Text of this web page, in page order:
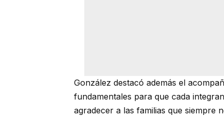
González destacó además el
fundamentales para que cada
agradecer a las familias que siempre